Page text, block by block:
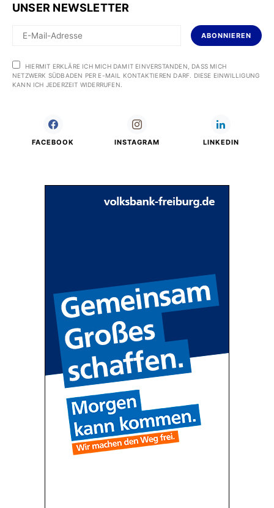
UNSER NEWSLETTER
ABONNIEREN
HIERMIT ERKLÄRE ICH MICH DAMIT EINVERSTANDEN, DASS MICH
NETZWERK SÜDBADEN PER E-MAIL KONTAKTIEREN DARF. DIESE EINWILLIGUNG
KANN ICH JEDERZEIT WIDERRUFEN.
FACEBOOK INSTAGRAM LINKEDIN